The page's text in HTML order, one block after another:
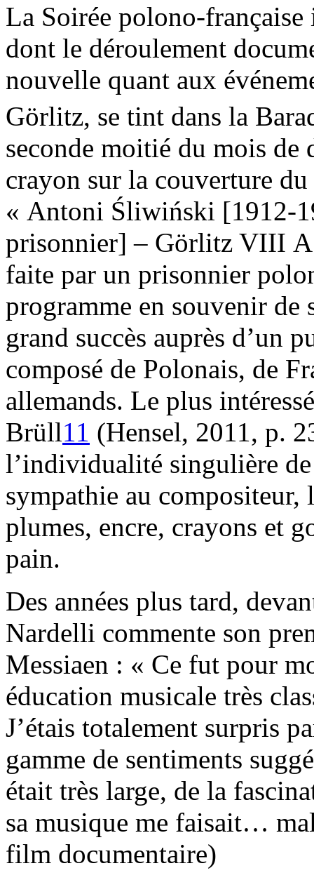
La Soirée polono-
dont le déroulement
nouvelle quant aux
Görlitz, se tint dans la
seconde moitié du mois de
crayon sur la couverture
« Antoni Śliwiński [1912-
prisonnier] – Görlitz VIII A
faite par un prisonnier
programme en souvenir
grand succès auprès d’un
composé de Polonais, de
allemands. Le plus
Brüll11 (Hensel, 2011, p.
l’individualité singulière
sympathie au
plumes, encre, crayons et
pain.
Des années plus tard,
Nardelli commente son
Messiaen : « Ce fut pour
éducation musicale très
J’étais totalement surpris
gamme de sentiments
était très large, de la
sa musique me faisait…
film documentaire)